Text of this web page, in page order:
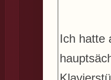
Ich hatte